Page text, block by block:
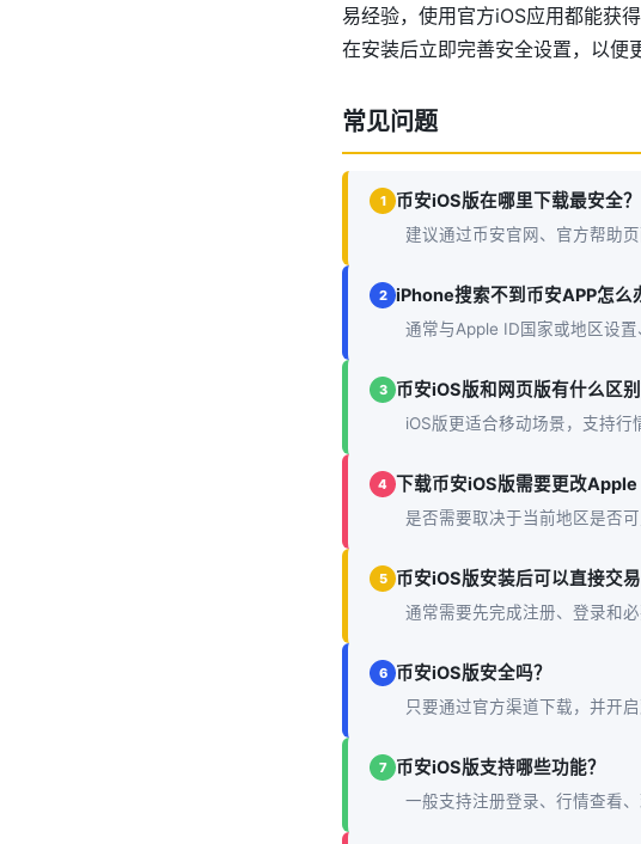
易经验，使用官方iOS应用都能获
在安装后立即完善安全设置，以便
常见问题
1 币安iOS版在哪里下载最安全？
建议通过币安官网、官方帮助
2 iPhone搜索不到币安APP怎么
通常与Apple ID国家或地区设
3 币安iOS版和网页版有什么区别
iOS版更适合移动场景，支持行
4 下载币安iOS版需要更改Apple
是否需要取决于当前地区是否
5 币安iOS版安装后可以直接交易
通常需要先完成注册、登录和
6 币安iOS版安全吗？
只要通过官方渠道下载，并开
7 币安iOS版支持哪些功能？
一般支持注册登录、行情查看